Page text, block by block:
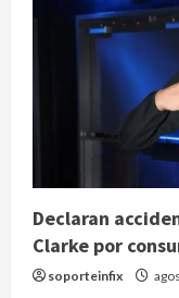
Declaran
Clarke por
soporteinfix